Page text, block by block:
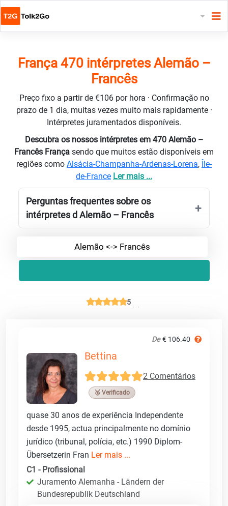
França 470 intérpretes Alemão –
Francês
Preço fixo a partir de €106 por hora · Confirmação no
prazo de 1 dia, muitas vezes muito mais rapidamente ·
Intérpretes juramentados disponíveis.
Descubra os nossos intérpretes em 470 Alemão –
Francês França sendo que muitos estão disponíveis em
regiões como Alsácia-Champanha-Ardenas-Lorena, Île-
de-France Ler mais ...
Perguntas frequentes sobre os
intérpretes d Alemão – Francês
Alemão <-> Francês
5
De € 106.40
Bettina
2 Comentários
🥉 Verificado
quase 30 anos de experiência Independente
desde 1995, actua principalmente no domínio
jurídico (tribunal, polícia, etc.) 1990 Diplom-
Übersetzerin Fran Ler mais ...
C1 - Profissional
Juramento Alemanha - Ländern der
Bundesrepublik Deutschland